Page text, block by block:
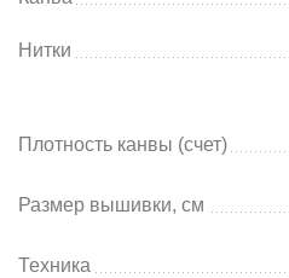
Нитки
Плотность канвы (счет)
Размер вышивки, см
Техника